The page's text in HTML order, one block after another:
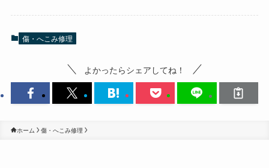
傷・へこみ修理
よかったらシェアしてね！
ホーム 傷・へこみ修理